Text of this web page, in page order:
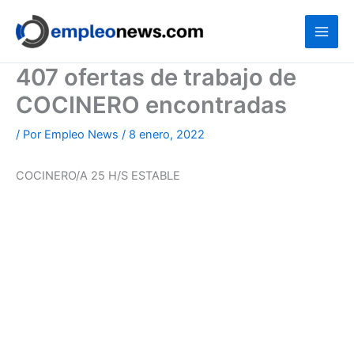
contenido
407 ofertas de trabajo de
COCINERO encontradas
/ Por Empleo News / 8 enero, 2022
COCINERO/A 25 H/S ESTABLE